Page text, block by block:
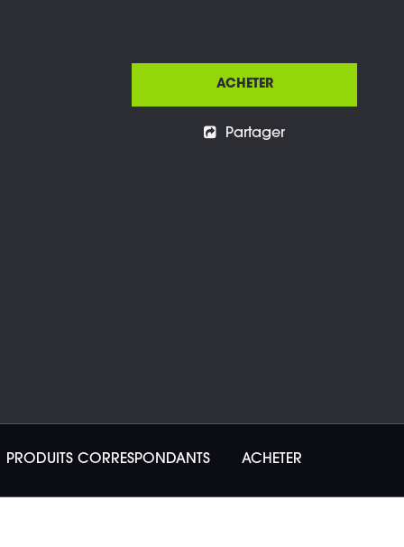
ACHETER
Partager
PRODUITS CORRESPONDANTS ACHETER